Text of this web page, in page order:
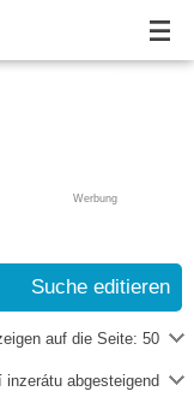
Werbung
Suche editieren
auf die Seite: 50
inzerátu abgesteigend